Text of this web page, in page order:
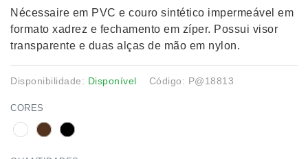
Nécessaire em PVC e couro sintético impermeável em
formato xadrez e fechamento em zíper. Possui visor
transparente e duas alças de mão em nylon.
Disponibilidade: Disponível Código: P@18813
CORES